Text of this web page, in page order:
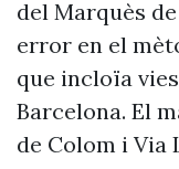
del Marquès de
error en el
que incloïa
Barcelona. El
de Colom i Via